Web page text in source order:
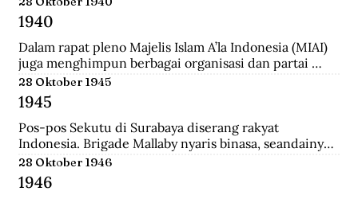
Indonesia, dan menjunjung bahasa persatuan bahasa
Indonesia.
1940
Dalam rapat pleno Majelis Islam A’la Indonesia (MIAI)
juga menghimpun berbagai organisasi dan partai
Islam untuk mengajukan mosi kepada pemerintah.
Gabungan Politik Indonesia (GAPI) menyatakan
dukungannya atas langkah-langkah MIAI. Pemerintah
akhirnya memperhatikan tuntutan MIAI dan GAPI.
28 Oktober 1945
1945
Pos-pos Sekutu di Surabaya diserang rakyat
Indonesia. Brigade Mallaby nyaris binasa, seandainya
pemimpin-pemimpin Indonesia tidak segera
memerintahkan penghentian tembak-menembak.
28 Oktober 1946
1946